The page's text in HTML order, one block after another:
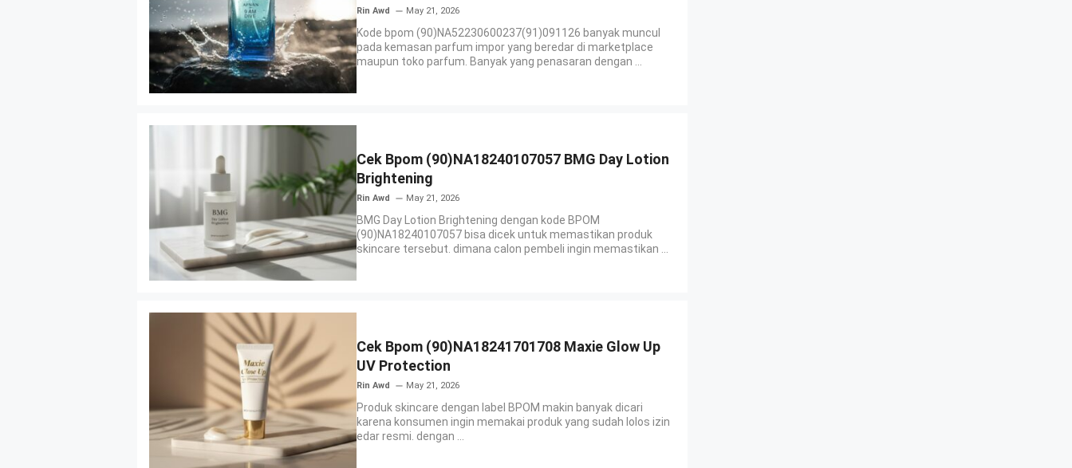
Rin Awd May 21, 2026
Kode bpom (90)NA52230600237(91)091126 banyak muncul
pada kemasan parfum impor yang beredar di marketplace
maupun toko parfum. Banyak yang penasaran dengan ...
Cek Bpom (90)NA18240107057 BMG Day Lotion
Brightening
Rin Awd May 21, 2026
BMG Day Lotion Brightening dengan kode BPOM
(90)NA18240107057 bisa dicek untuk memastikan produk
skincare tersebut. dimana calon pembeli ingin memastikan ...
Cek Bpom (90)NA18241701708 Maxie Glow Up
UV Protection
Rin Awd May 21, 2026
Produk skincare dengan label BPOM makin banyak dicari
karena konsumen ingin memakai produk yang sudah lolos izin
edar resmi. dengan ...